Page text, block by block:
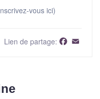
vous ici)
Lien de partage: Facebook